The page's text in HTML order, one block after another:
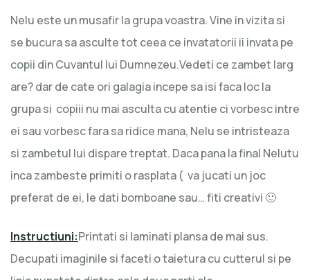
Nelu este un musafir la grupa voastra. Vine in vizita si
se bucura sa asculte tot ceea ce invatatorii ii invata pe
copii din Cuvantul lui Dumnezeu.Vedeti ce zambet larg
are? dar de cate ori galagia incepe sa isi faca loc la
grupa si copiii nu mai asculta cu atentie ci vorbesc intre
ei sau vorbesc fara sa ridice mana, Nelu se intristeaza
si zambetul lui dispare treptat. Daca pana la final Nelutu
inca zambeste primiti o rasplata ( va jucati un joc
preferat de ei, le dati bomboane sau… fiti creativi 🙂
Instructiuni:Printati si laminati plansa de mai sus.
Decupati imaginile si faceti o taietura cu cutterul si pe